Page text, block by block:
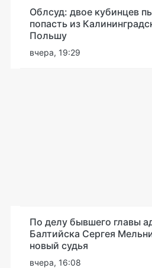
Облсуд: двое кубинцев
попасть из
Польшу
вчера, 19:29
По делу бывшего главы
Балтийска Сергея
новый судья
вчера, 16:08